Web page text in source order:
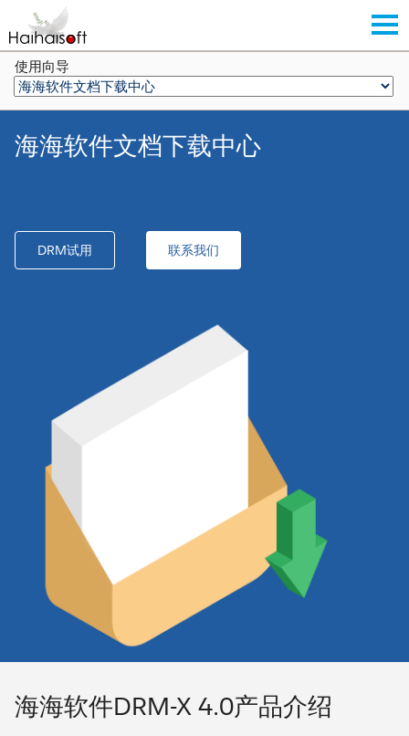
使用向导
海海软件文档下载中心
DRM试用 联系我们
海海软件DRM-X 4.0产品介绍